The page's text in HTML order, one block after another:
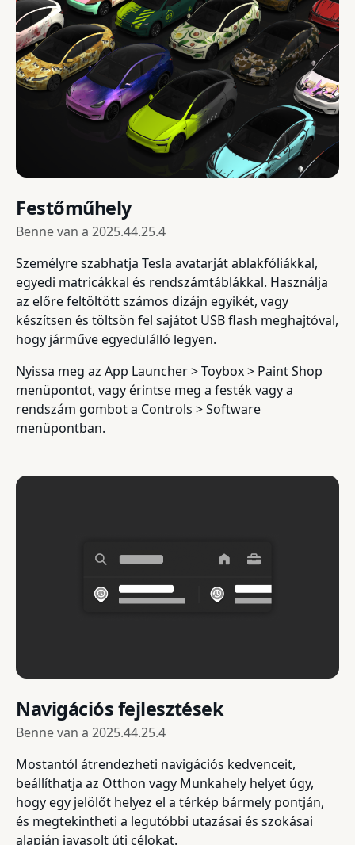
Festőműhely
Benne van a 2025.44.25.4
Személyre szabhatja Tesla avatarját ablakfóliákkal,
egyedi matricákkal és rendszámtáblákkal. Használja
az előre feltöltött számos dizájn egyikét, vagy
készítsen és töltsön fel sajátot USB flash meghajtóval,
hogy járműve egyedülálló legyen.
Nyissa meg az App Launcher > Toybox > Paint Shop
menüpontot, vagy érintse meg a festék vagy a
rendszám gombot a Controls > Software
menüpontban.
Navigációs fejlesztések
Benne van a 2025.44.25.4
Mostantól átrendezheti navigációs kedvenceit,
beállíthatja az Otthon vagy Munkahely helyet úgy,
hogy egy jelölőt helyez el a térkép bármely pontján,
és megtekintheti a legutóbbi utazásai és szokásai
alapján javasolt úti célokat.